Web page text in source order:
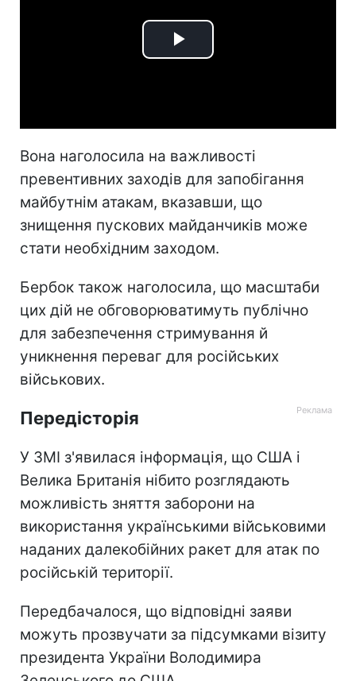
Play
Вона наголосила на важливості
превентивних заходів для запобігання
майбутнім атакам, вказавши, що
знищення пускових майданчиків може
стати необхідним заходом.
Бербок також наголосила, що масштаби
цих дій не обговорюватимуть публічно
для забезпечення стримування й
уникнення переваг для російських
військових.
Передісторія
У ЗМІ з'явилася інформація, що США і
Велика Британія нібито розглядають
можливість зняття заборони на
використання українськими військовими
наданих далекобійних ракет для атак по
російській території.
Передбачалося, що відповідні заяви
можуть прозвучати за підсумками візиту
президента України Володимира